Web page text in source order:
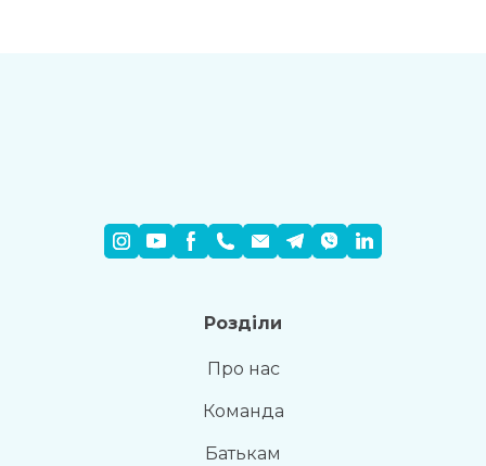
Розділи
Про нас
Команда
Батькам